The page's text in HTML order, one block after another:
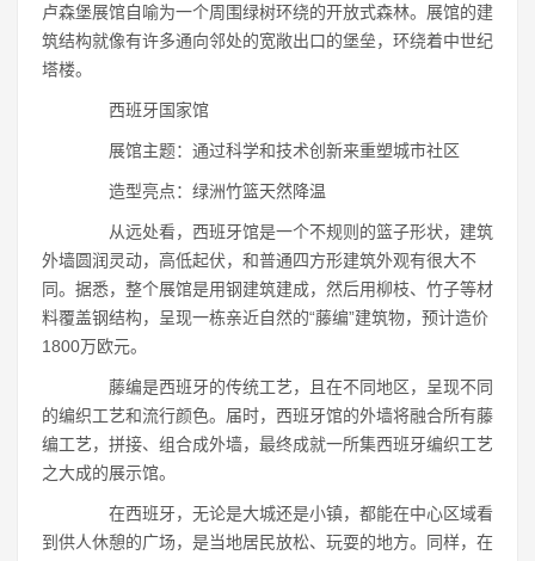
卢森堡展馆自喻为一个周围绿树环绕的开放式森林。展馆的建
筑结构就像有许多通向邻处的宽敞出口的堡垒，环绕着中世纪
塔楼。
西班牙国家馆
展馆主题：通过科学和技术创新来重塑城市社区
造型亮点：绿洲竹篮天然降温
从远处看，西班牙馆是一个不规则的篮子形状，建筑
外墙圆润灵动，高低起伏，和普通四方形建筑外观有很大不
同。据悉，整个展馆是用钢建筑建成，然后用柳枝、竹子等材
料覆盖钢结构，呈现一栋亲近自然的“藤编”建筑物，预计造价
1800万欧元。
藤编是西班牙的传统工艺，且在不同地区，呈现不同
的编织工艺和流行颜色。届时，西班牙馆的外墙将融合所有藤
编工艺，拼接、组合成外墙，最终成就一所集西班牙编织工艺
之大成的展示馆。
在西班牙，无论是大城还是小镇，都能在中心区域看
到供人休憩的广场，是当地居民放松、玩耍的地方。同样，在